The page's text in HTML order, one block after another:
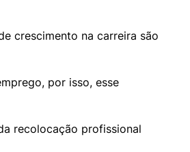
crescimento na carreira são
por isso, esse
recolocação profissional